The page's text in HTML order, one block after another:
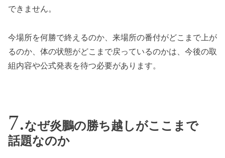
できません。
今場所を何勝で終えるのか、来場所の番付がどこまで上が
るのか、体の状態がどこまで戻っているのかは、今後の取
組内容や公式発表を待つ必要があります。
なぜ炎鵬の勝ち越しがここまで
話題なのか